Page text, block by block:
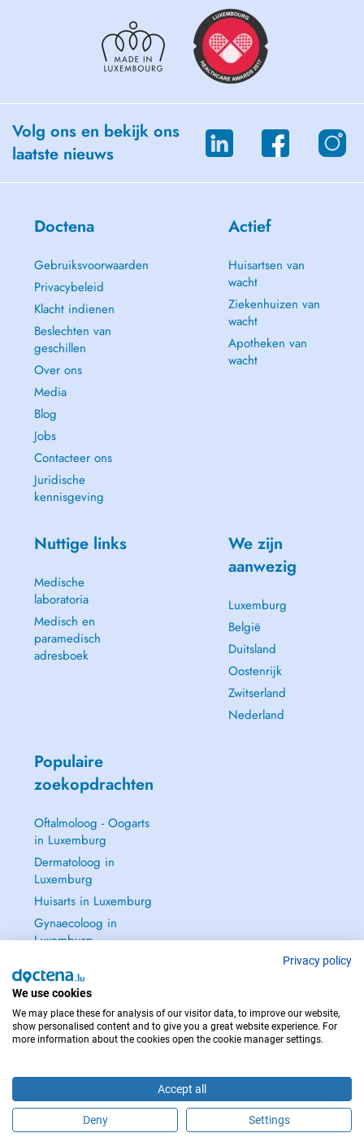
Maak online een afspraak
Volg ons en bekijk ons
laatste nieuws
Doctena
Gebruiksvoorwaarden
Privacybeleid
Klacht indienen
Beslechten van
geschillen
Over ons
Media
Blog
Jobs
Contacteer ons
Juridische
kennisgeving
Actief
Huisartsen van
wacht
Ziekenhuizen van
wacht
Apotheken van
wacht
Nuttige links
Medische
laboratoria
Medisch en
paramedisch
adresboek
We zijn
aanwezig
Luxemburg
België
Duitsland
Oostenrijk
Zwitserland
Nederland
Populaire
zoekopdrachten
Oftalmoloog - Oogarts
in Luxemburg
Dermatoloog in
Luxemburg
Huisarts in Luxemburg
Gynaecoloog in
Luxemburg
NEEM IN GEVAL VAN NOOD CONTACT OP MET : 112
Privacy policy
We use cookies
We may place these for analysis of our visitor data, to improve our website,
show personalised content and to give you a great website experience. For
more information about the cookies open the cookie manager settings.
Accept all
Deny Settings